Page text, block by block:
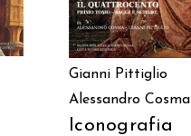
Gianni Pittiglio
Alessandro Cosma
Iconografia